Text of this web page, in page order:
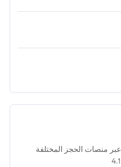
تم حجز هذه الوحدة 428 عبر منصات الحجز المختلفة